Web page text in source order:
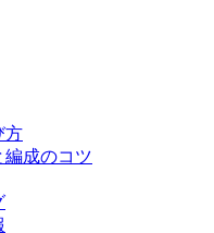
方
成のコツ